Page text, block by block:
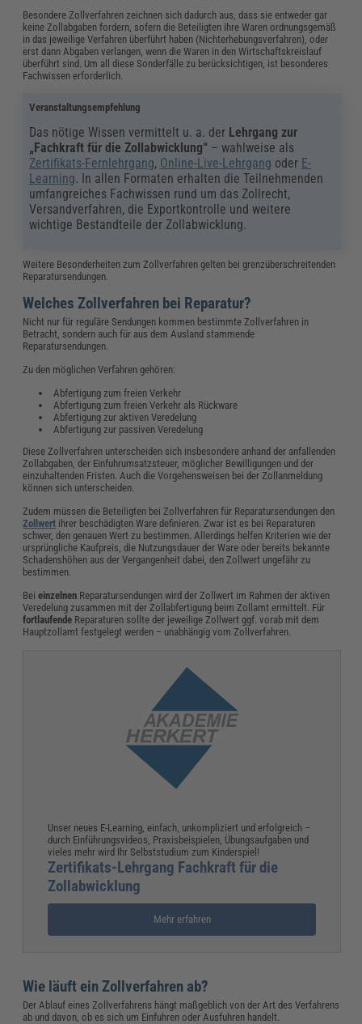
Besondere Zollverfahren zeichnen sich dadurch aus, dass sie entweder gar
keine Zollabgaben fordern, sofern die Beteiligten ihre Waren ordnungsgemäß
in das jeweilige Verfahren überführt haben (Nichterhebungsverfahren), oder
erst dann Abgaben verlangen, wenn die Waren in den Wirtschaftskreislauf
überführt sind. Um all diese Sonderfälle zu berücksichtigen, ist besonderes
Fachwissen erforderlich.
Veranstaltungsempfehlung
Das nötige Wissen vermittelt u. a. der Lehrgang zur
„Fachkraft für die Zollabwicklung“ – wahlweise als
Zertifikats-Fernlehrgang, Online-Live-Lehrgang oder E-
Learning. In allen Formaten erhalten die Teilnehmenden
umfangreiches Fachwissen rund um das Zollrecht,
Versandverfahren, die Exportkontrolle und weitere
wichtige Bestandteile der Zollabwicklung.
Weitere Besonderheiten zum Zollverfahren gelten bei grenzüberschreitenden
Reparatursendungen.
Welches Zollverfahren bei Reparatur?
Nicht nur für reguläre Sendungen kommen bestimmte Zollverfahren in
Betracht, sondern auch für aus dem Ausland stammende
Reparatursendungen.
Zu den möglichen Verfahren gehören:
Abfertigung zum freien Verkehr
Abfertigung zum freien Verkehr als Rückware
Abfertigung zur aktiven Veredelung
Abfertigung zur passiven Veredelung
Diese Zollverfahren unterscheiden sich insbesondere anhand der anfallenden
Zollabgaben, der Einfuhrumsatzsteuer, möglicher Bewilligungen und der
einzuhaltenden Fristen. Auch die Vorgehensweisen bei der Zollanmeldung
können sich unterscheiden.
Zudem müssen die Beteiligten bei Zollverfahren für Reparatursendungen den
Zollwert ihrer beschädigten Ware definieren. Zwar ist es bei Reparaturen
schwer, den genauen Wert zu bestimmen. Allerdings helfen Kriterien wie der
ursprüngliche Kaufpreis, die Nutzungsdauer der Ware oder bereits bekannte
Schadenshöhen aus der Vergangenheit dabei, den Zollwert ungefähr zu
bestimmen.
Beieinzelnen Reparatursendungen wird der Zollwert im Rahmen der aktiven
Veredelung zusammen mit der Zollabfertigung beim Zollamt ermittelt. Für
fortlaufende Reparaturen sollte der jeweilige Zollwert ggf. vorab mit dem
Hauptzollamt festgelegt werden – unabhängig vom Zollverfahren.
Unser neues E-Learning, einfach, unkompliziert und erfolgreich –
durch Einführungsvideos, Praxisbeispielen, Übungsaufgaben und
vieles mehr wird Ihr Selbststudium zum Kinderspiel!
Zertifikats-Lehrgang Fachkraft für die
Zollabwicklung
Mehr erfahren
Wie läuft ein Zollverfahren ab?
Der Ablauf eines Zollverfahrens hängt maßgeblich von der Art des Verfahrens
ab und davon, ob es sich um Einfuhren oder Ausfuhren handelt.